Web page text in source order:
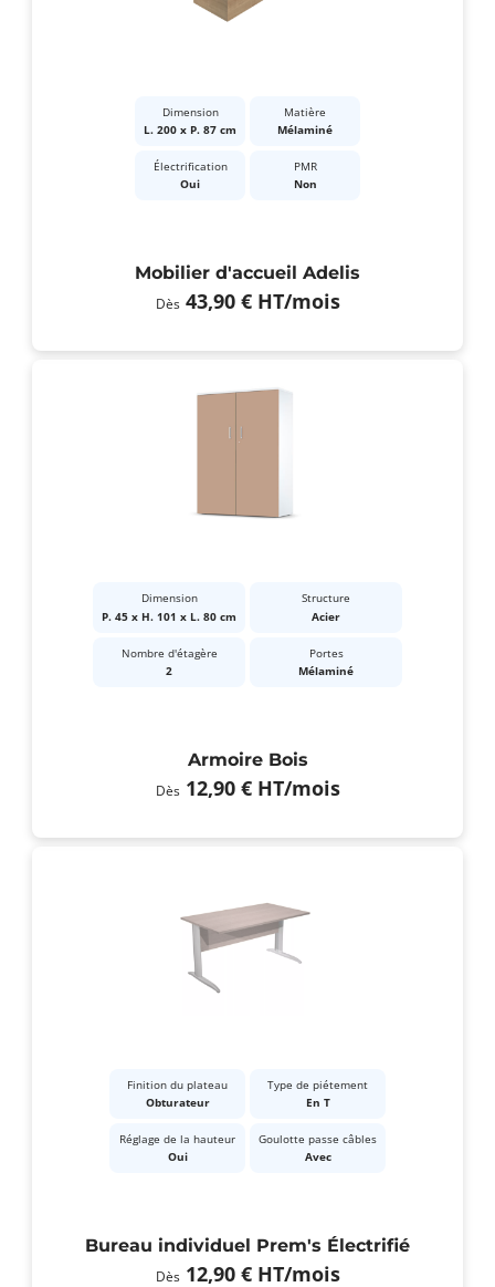
Dimension
L. 200 x P. 87 cm
Matière
Mélaminé
Électrification
Oui
PMR
Non
Mobilier d'accueil Adelis
Dès 43,90 € HT/mois
Dimension
P. 45 x H. 101 x L. 80 cm
Structure
Acier
Nombre d'étagère
2
Portes
Mélaminé
Armoire Bois
Dès 12,90 € HT/mois
Finition du plateau
Obturateur
Type de piétement
En T
Réglage de la hauteur
Oui
Goulotte passe câbles
Avec
Bureau individuel Prem's Électrifié
Dès 12,90 € HT/mois